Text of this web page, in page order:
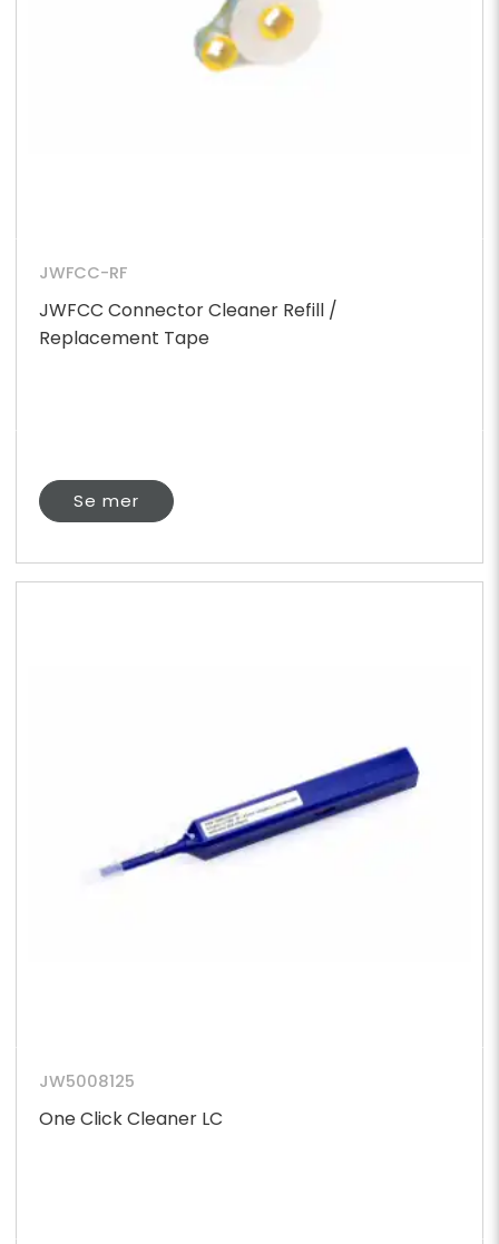
JWFCC-RF
JWFCC Connector Cleaner Refill /
Replacement Tape
Se mer
JW5008125
One Click Cleaner LC